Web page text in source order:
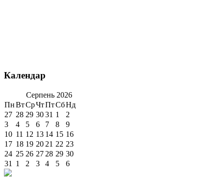
Календар
Серпень 2026
ПнВтСрЧтПтСбНд
27 28 29 3031 1
2
3
4 5 6 7 8
9
10 11 12 13 14 15 16
17 18 19 20 21 22 23
24 25 26 27 28 29 30
31
1 2 3 4 5 6